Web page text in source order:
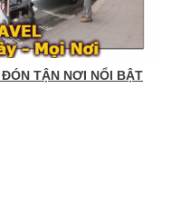
TẬN NƠI NỔI BẬT